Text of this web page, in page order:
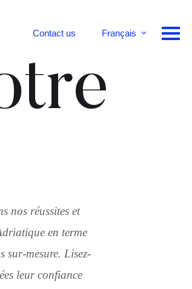
Contact us
Français
nos réussites et
en terme
sur-mesure. Lisez-
leur confiance